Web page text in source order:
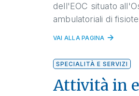
dell'EOC situato
ambulatoriali di
VAI ALLA PAGINA
SPECIALITÀ E SERVIZI
Attività in